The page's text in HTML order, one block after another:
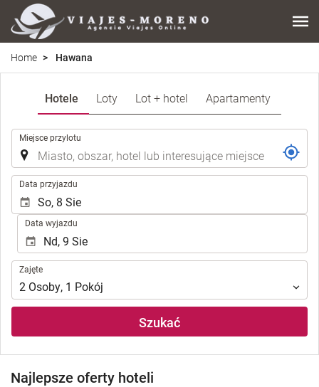
Home Hawana
Hotele Loty Lot + hotel Apartamenty
Miejsce przylotu
Data przyjazdu
Data wyjazdu
Zajęte
Zajęte
2 Osoby, 1 Pokój
Szukać
Najlepsze oferty hoteli